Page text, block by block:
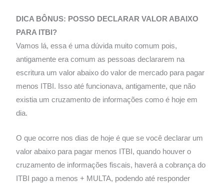
DICA BÔNUS: POSSO DECLARAR VALOR ABAIXO
PARA ITBI?
Vamos lá, essa é uma dúvida muito comum pois,
antigamente era comum as pessoas declararem na
escritura um valor abaixo do valor de mercado para pagar
menos ITBI. Isso até funcionava, antigamente, que não
existia um cruzamento de informações como é hoje em
dia.
O que ocorre nos dias de hoje é que se você declarar um
valor abaixo para pagar menos ITBI, quando houver o
cruzamento de informações fiscais, haverá a cobrança do
ITBI pago a menos + MULTA, podendo até responder